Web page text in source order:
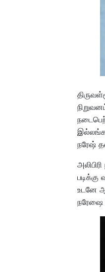
நரேஷ்
உடனே
நரேஷை